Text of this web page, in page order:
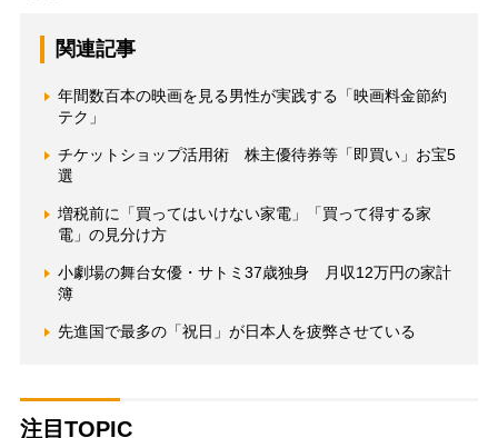
関連記事
年間数百本の映画を見る男性が実践する「映画料金節約
テク」
チケットショップ活用術 株主優待券等「即買い」お宝5
選
増税前に「買ってはいけない家電」「買って得する家
電」の見分け方
小劇場の舞台女優・サトミ37歳独身 月収12万円の家計
簿
先進国で最多の「祝日」が日本人を疲弊させている
注目TOPIC